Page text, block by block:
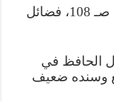
فضائل القرآن للقاسم بن سلام صـ 108، فضائل
الرقم: 3524، قال الحافظ في
أثر منقطع وسنده ضعيف